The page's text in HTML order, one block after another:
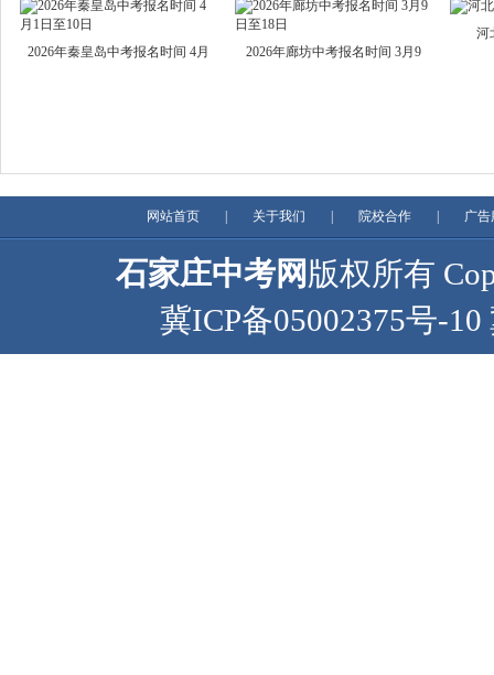
2026年秦皇岛中考报名时间 4月 2026年廊坊中考报名时间 3月9
河
网站首页 关于我们 院校合作 广
石家庄中考网 版权所有
冀ICP备05002375号-10